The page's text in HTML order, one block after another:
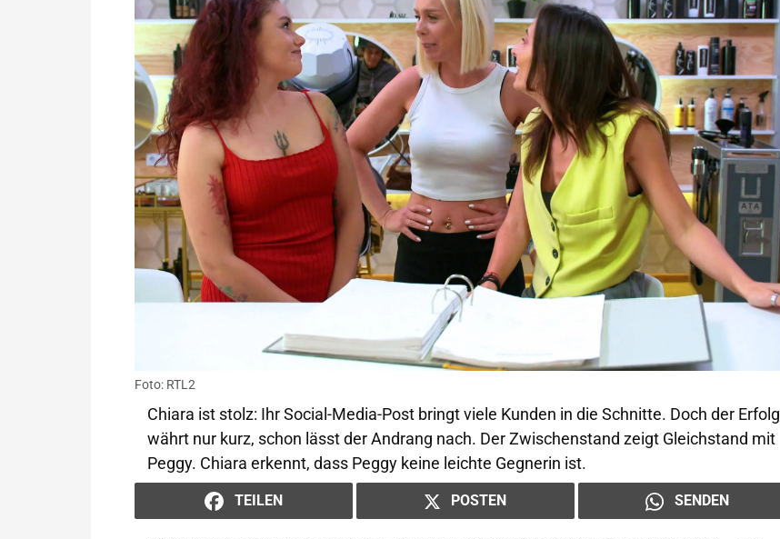
Foto: RTL2
Chiara ist stolz: Ihr Social-Media-Post bringt viele Kunden in die Schnitte. Doch der Erfolg
währt nur kurz, schon lässt der Andrang nach. Der Zwischenstand zeigt Gleichstand mit
Peggy. Chiara erkennt, dass Peggy keine leichte Gegnerin ist.
TEILEN POSTEN SENDEN